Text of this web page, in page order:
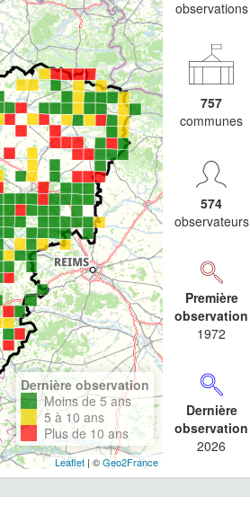
Dernière observation
Moins de 5 ans
5 à 10 ans
Plus de 10 ans
Leaflet| ©Geo2France
observations
757
communes
574
observateurs
Première
observation
1972
Dernière
observation
2026